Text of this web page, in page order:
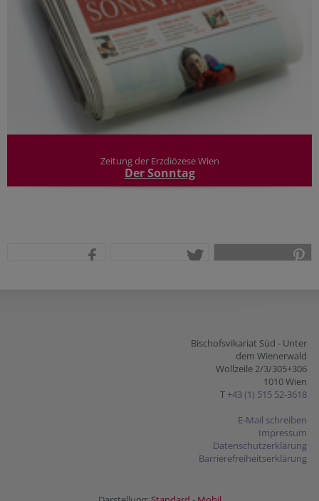
Zeitung der Erzdiözese Wien
Der Sonntag
Bischofsvikariat Süd - Unter
dem Wienerwald
Wollzeile 2/3/305+306
1010 Wien
T +43 (1) 515 52-3618
E-Mail schreiben
Impressum
Datenschutzerklärung
Barrierefreiheitserklärung